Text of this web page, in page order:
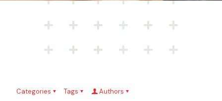
Categories Tags Authors